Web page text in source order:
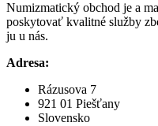
Numizmatický obchod je a
poskytovať kvalitné služby
ju u nás.
Adresa:
Rázusova 7
921 01 Piešťany
Slovensko